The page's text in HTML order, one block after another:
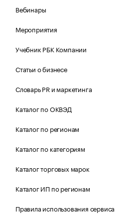
Вебинары
Мероприятия
Учебник РБК Компании
Статьи о бизнесе
Словарь PR и маркетинга
Каталог по ОКВЭД
Каталог по регионам
Каталог по категориям
Каталог торговых марок
Каталог ИП по регионам
Правила использования сервиса